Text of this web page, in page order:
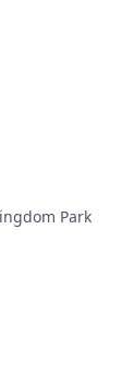
Park